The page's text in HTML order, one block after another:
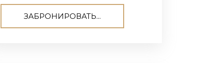
ЗАБРОНИРОВАТЬ...